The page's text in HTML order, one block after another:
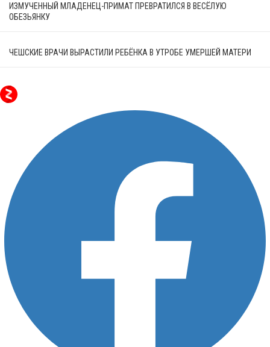
ИЗМУЧЕННЫЙ МЛАДЕНЕЦ-ПРИМАТ ПРЕВРАТИЛСЯ В ВЕСЁЛУЮ
ОБЕЗЬЯНКУ
ЧЕШСКИЕ ВРАЧИ ВЫРАСТИЛИ РЕБЁНКА В УТРОБЕ УМЕРШЕЙ МАТЕРИ